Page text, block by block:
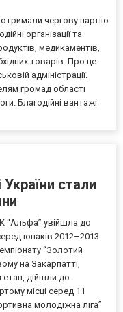
чергову партію
організації та
медикаментів,
товарів. Про це
адміністрації.
громад області
Благодійні вантажі
стали
“Альфа” увійшла до
юнаків 2012–2013
“Золотий
на Закарпатті,
дійшли до
місці серед 11
молодіжна ліга”